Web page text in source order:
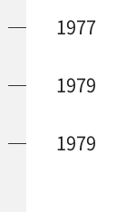
1977
1979
1979